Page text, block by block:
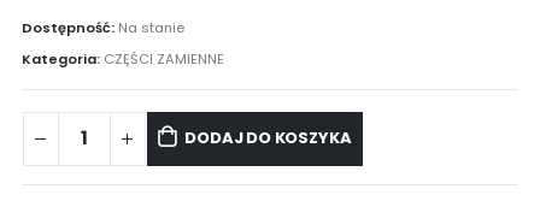
Dostępność: Na stanie
Kategoria: CZĘŚCI ZAMIENNE
DODAJ DO KOSZYKA